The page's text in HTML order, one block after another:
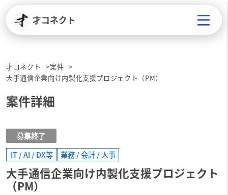
才コネクト
才コネクト
案件
大手通信企業向け内製化支援プロジェクト（PM）
案件詳細
募集終了
IT / AI / DX等
業務 / 会計 / 人事
大手通信企業向け内製化支援プロジェクト
（PM）